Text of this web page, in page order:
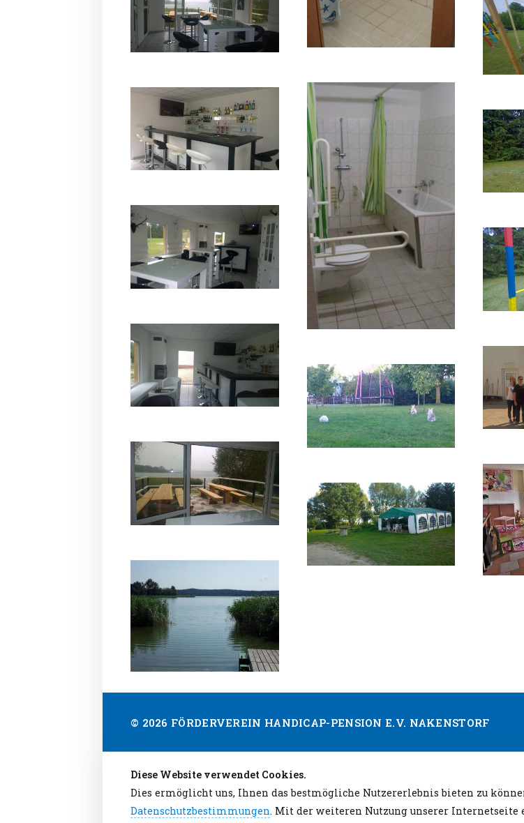
© 2026 FÖRDERVEREIN HANDICAP-PENSION E.V. NAKENSTORF
Diese Website verwendet Cookies.
Dies ermöglicht uns, Ihnen das bestmögliche Nutzererlebnis bieten zu
Datenschutzbestimmungen. Mit der weiteren Nutzung unserer Internetseite